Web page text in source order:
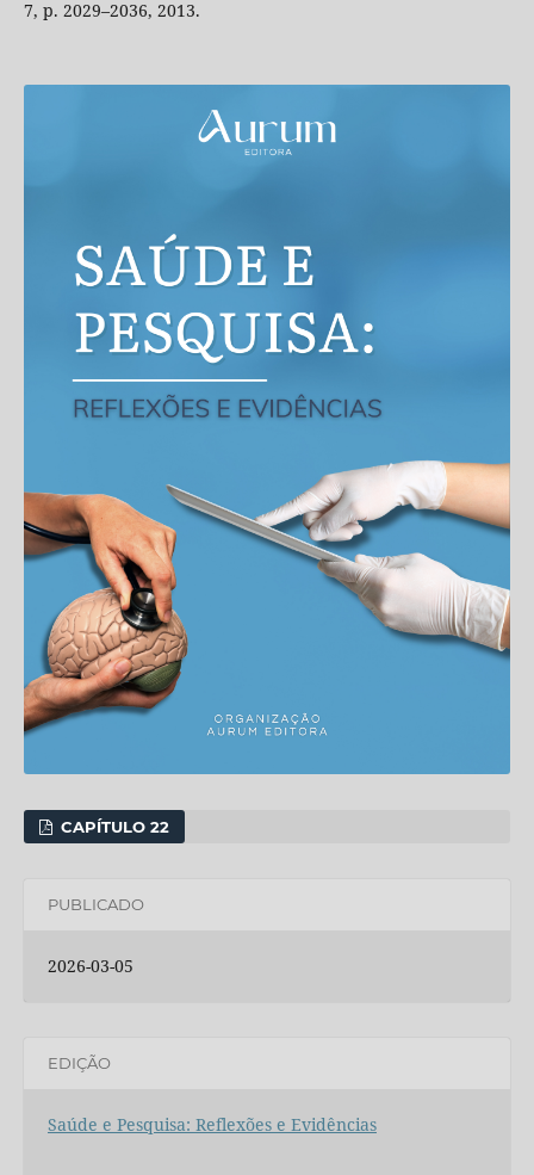
7, p. 2029–2036, 2013.
CAPÍTULO 22
PUBLICADO
2026-03-05
EDIÇÃO
Saúde e Pesquisa: Reflexões e Evidências